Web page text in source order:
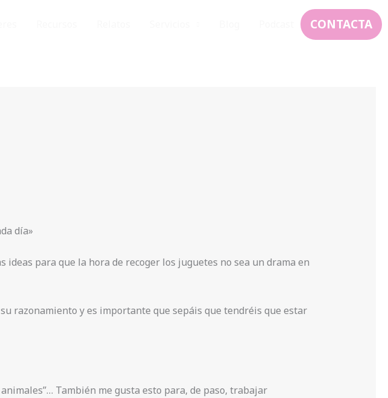
CONTACTA
día»
para que la hora de recoger los juguetes no sea un drama en
razonamiento y es importante que sepáis que tendréis que estar
También me gusta esto para, de paso, trabajar